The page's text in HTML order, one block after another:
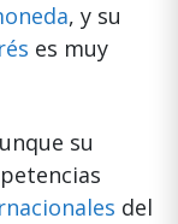
, y su
es muy
su
del